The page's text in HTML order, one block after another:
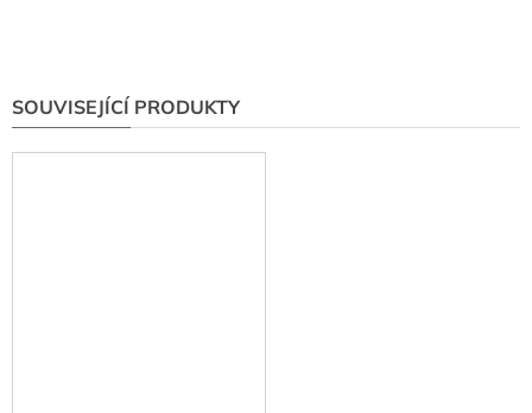
SOUVISEJÍCÍ PRODUKTY